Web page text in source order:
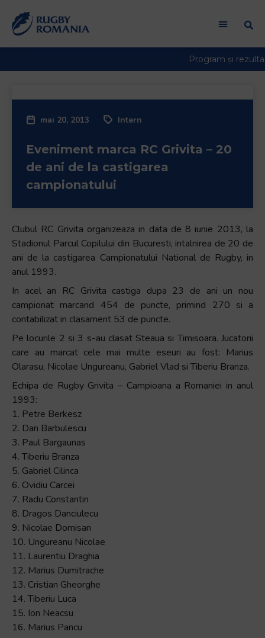
mai 20, 2013 Intern
Eveniment marca RC Grivita – 20
de ani de la castigarea
campionatului
Clubul RC Grivita organizeaza in data de 8 iunie 2013, la
Stadionul Parcul Copilului din Bucuresti, intalnirea de 20 de
ani de la castigarea Campionatului National de Rugby, in
anul 1993.
In acel an RC Grivita castiga dupa 23 de ani un nou
campionat marcand 454 de puncte, primind 270 si a
contabilizat in clasament 53 de puncte.
Pe locurile 2 si 3 s-au clasat Steaua si Timisoara. Jucatorii
care au marcat cele mai multe eseuri au fost: Marius
Olarasu, Nicolae Ungureanu, Gabriel Vlad si Tiberiu Branza.
Echipa de Rugby Grivita – Campioana a Romaniei in anul
1993:
1. Petre Berkesz
2. Dan Barbulescu
3. Paul Bargaunas
4. Tiberiu Branza
5. Gabriel Cilinca
6. Ovidiu Carcei
7. Radu Constantin
8. Dragos Danciulecu
9. Nicolae Domisan
10. Ungureanu Nicolae
11. Laurentiu Draghia
12. Marius Dumitrache
13. Cristian Gheorghe
14. Tiberiu Luca
15. Ion Neacsu
16. Marius Pancu